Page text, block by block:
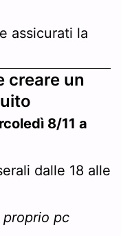
assicurati la
creare un
8/11 a
dalle 18 alle
pc